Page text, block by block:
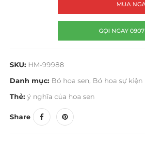
MUA
GỌI NGAY
SKU: HM-99988
Danh mục: Bó hoa sen, Bó hoa sự kiện
Thẻ: ý nghĩa của hoa sen
Share